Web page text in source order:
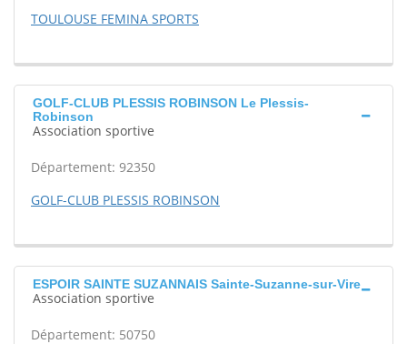
TOULOUSE FEMINA SPORTS
GOLF-CLUB PLESSIS ROBINSON Le Plessis-
Robinson
Association sportive
Département: 92350
GOLF-CLUB PLESSIS ROBINSON
ESPOIR SAINTE SUZANNAIS Sainte-Suzanne-sur-Vire
Association sportive
Département: 50750